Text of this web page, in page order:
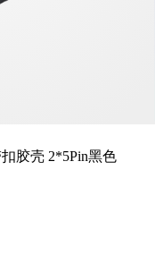
胶壳 2*5Pin黑色